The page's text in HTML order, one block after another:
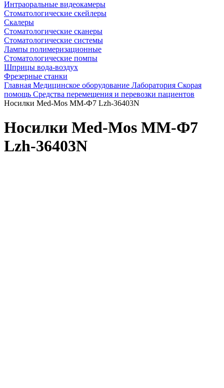
Интраоральные видеокамеры
Стоматологические скейлеры
Скалеры
Стоматологические сканеры
Стоматологические системы
Лампы полимеризационные
Стоматологические помпы
Шприцы вода-воздух
Фрезерные станки
Главная Медицинское оборудование Лаборатория Скорая
помощь Средства перемещения и перевозки пациентов
Носилки Med-Mos ММ-Ф7 Lzh-36403N
Носилки Med-Mos ММ-Ф7
Lzh-36403N